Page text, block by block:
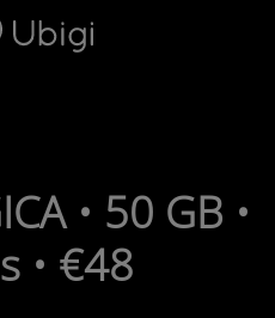
• 50 GB •
• €48